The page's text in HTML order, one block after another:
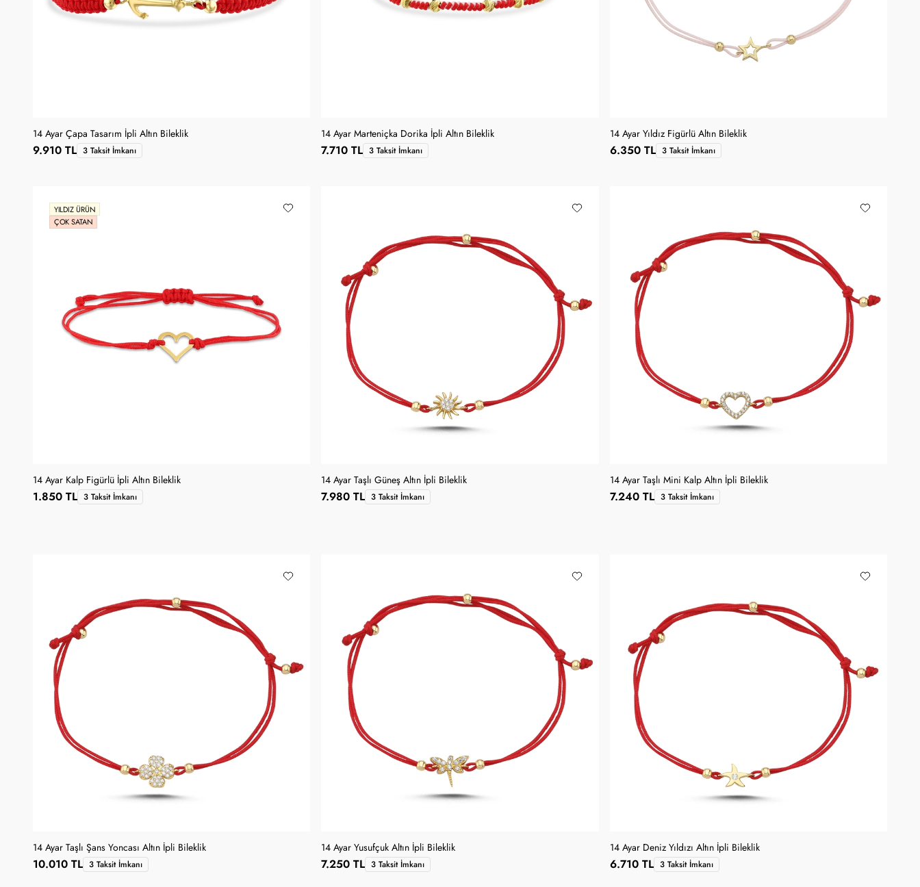
14 Ayar Çapa Tasarım İpli Altın Bileklik
9.910 TL 3 Taksit İmkanı
14 Ayar Marteniçka Dorika İpli Altın Bileklik
7.710 TL 3 Taksit İmkanı
14 Ayar Yıldız Figürlü Altın Bileklik
6.350 TL 3 Taksit İmkanı
YILDIZ ÜRÜN
ÇOK SATAN
14 Ayar Kalp Figürlü İpli Altın Bileklik
1.850 TL 3 Taksit İmkanı
14 Ayar Taşlı Güneş Altın İpli Bileklik
7.980 TL 3 Taksit İmkanı
14 Ayar Taşlı Mini Kalp Altın İpli Bileklik
7.240 TL 3 Taksit İmkanı
14 Ayar Taşlı Şans Yoncası Altın İpli Bileklik
10.010 TL 3 Taksit İmkanı
14 Ayar Yusufçuk Altın İpli Bileklik
7.250 TL 3 Taksit İmkanı
14 Ayar Deniz Yıldızı Altın İpli Bileklik
6.710 TL 3 Taksit İmkanı